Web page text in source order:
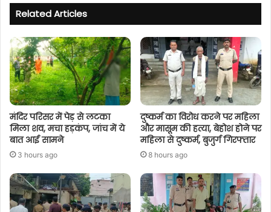
Related Articles
मंदिर परिसर में पेड़ से लटका
मिला शव, मचा हड़कंप, जांच में ये
बात आई सामने
3 hours ago
दुष्कर्म का विरोध करने पर महिला
और मासूम की हत्या, बेहोश होने पर
महिला से दुष्कर्म, बुजुर्ग गिरफ्तार
8 hours ago